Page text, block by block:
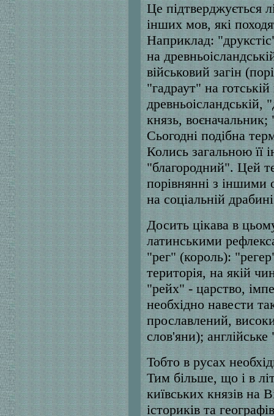
Це підтверджується
інших мов, які
Наприклад:
на
військовий загін
"гадраут" на
древньоісландській,
князь,
Сьогодні подібна
Колись загальною її
"благородний". Цей
порівнянні з іншими
на соціальній
Досить цікава в
латинськими
"рег" (король):
територія, на якій
"рейх" - царство,
необхідно навести
прославлений,
слов'яни);
Тобто в русах
Тим більше, що і в
київських князів на
істориків та